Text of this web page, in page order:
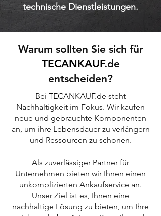
technische Dienstleistungen.
Warum sollten Sie sich für
TECANKAUF.de
entscheiden?
Bei TECANKAUF.de steht
Nachhaltigkeit im Fokus. Wir kaufen
neue und gebrauchte Komponenten
an, um ihre Lebensdauer zu verlängern
und Ressourcen zu schonen.
Als zuverlässiger Partner für
Unternehmen bieten wir Ihnen einen
unkomplizierten Ankaufservice an.
Unser Ziel ist es, Ihnen eine
nachhaltige Lösung zu bieten, um Ihre